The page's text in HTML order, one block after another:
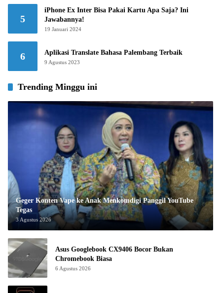
5
iPhone Ex Inter Bisa Pakai Kartu Apa Saja? Ini
Jawabannya!
19 Januari 2024
6 Aplikasi Translate Bahasa Palembang Terbaik
9 Agustus 2023
Trending Minggu ini
Geger Konten Vape ke Anak Menkomdigi Panggil YouTube
Tegas
3 Agustus 2026
Asus Googlebook CX9406 Bocor Bukan
Chromebook Biasa
6 Agustus 2026